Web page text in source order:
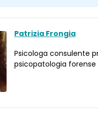
Patrizia Frongia
Psicologa consulente
psicopatologia forense